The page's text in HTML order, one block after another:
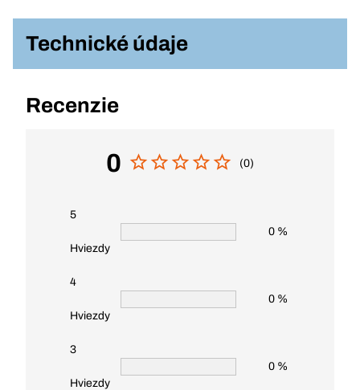
Technické údaje
Recenzie
0 (0)
5
Hviezdy
0 %
4
Hviezdy
0 %
3
Hviezdy
0 %